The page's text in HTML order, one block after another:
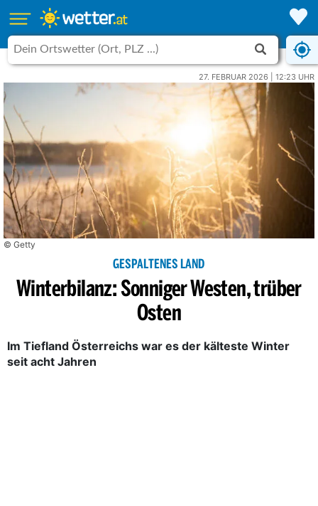
27. FEBRUAR 2026 | 12:23 UHR
© Getty
GESPALTENES LAND
Winterbilanz: Sonniger Westen, trüber
Osten
Im Tiefland Österreichs war es der kälteste Winter
seit acht Jahren